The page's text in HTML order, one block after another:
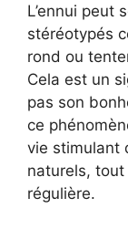
L’ennui peut
stéréotypés
rond ou
Cela est un
pas son
ce
vie stimulant
naturels,
régulière.